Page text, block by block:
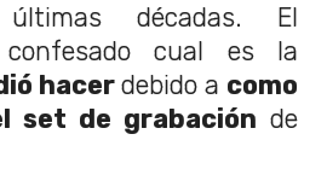
décadas. El
cual es la
hacerdebido a como
set de grabación de